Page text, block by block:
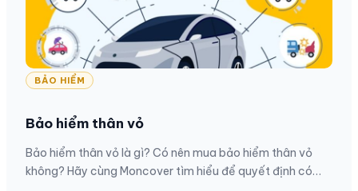
BẢO HIỂM
Bảo hiểm thân vỏ
Bảo hiểm thân vỏ là gì? Có nên mua bảo hiểm thân vỏ
không? Hãy cùng Moncover tìm hiểu để quyết định có